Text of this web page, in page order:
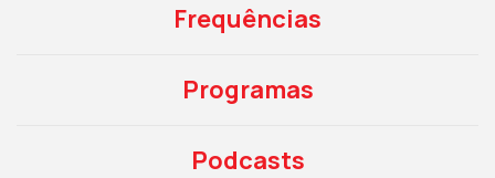
Frequências
Programas
Podcasts